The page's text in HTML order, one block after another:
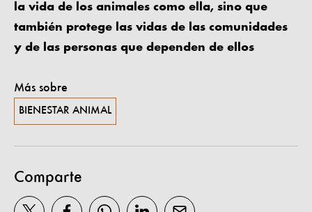
la vida de los animales como ella, sino que
también protege las vidas de las comunidades
y de las personas que dependen de ellos
Más sobre
BIENESTAR ANIMAL
Comparte